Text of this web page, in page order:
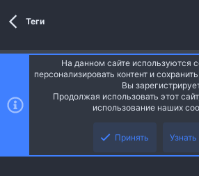
Теги
Обратная связь
Условия и правила
Style and add-ons by ThemeHouse
Перевод от Jumuro ®
Запросы 13 Время
3.33MB
На данном сайте используются
персонализировать контент и
Вы
Продолжая использовать этот
использование наших
Принять